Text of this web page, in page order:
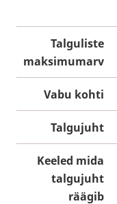
Talguliste
maksimumarv
Vabu kohti
Talgujuht
Keeled mida
talgujuht
räägib